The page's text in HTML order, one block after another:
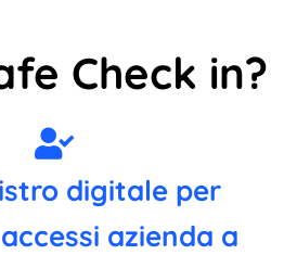
Check in?
digitale per
azienda a